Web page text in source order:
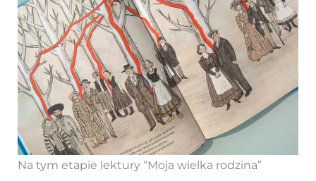
Na tym etapie lektury “Moja wielka rodzina”